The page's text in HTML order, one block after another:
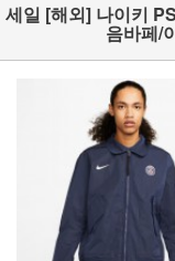
세일 [해외] 나이키
음바페/